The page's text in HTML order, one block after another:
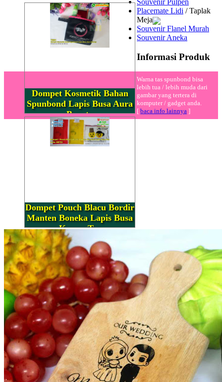
Dompet Kosmetik Bahan
Spunbond Lapis Busa Aura
Beauty
Dompet Pouch Blacu Bordir
Manten Boneka Lapis Busa
Kemas Tas
Souvenir Pulpen
Placemate Lidi / Taplak
Meja
Souvenir Flanel Murah
Souvenir Aneka
Informasi Produk
Warna tas spunbond bisa
lebih tua / lebih muda dari
gambar yang tertera di
komputer / gadget anda.
[ baca info lainnya ]